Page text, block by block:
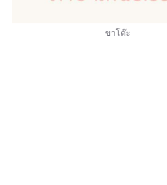
ขาโด๊ะ